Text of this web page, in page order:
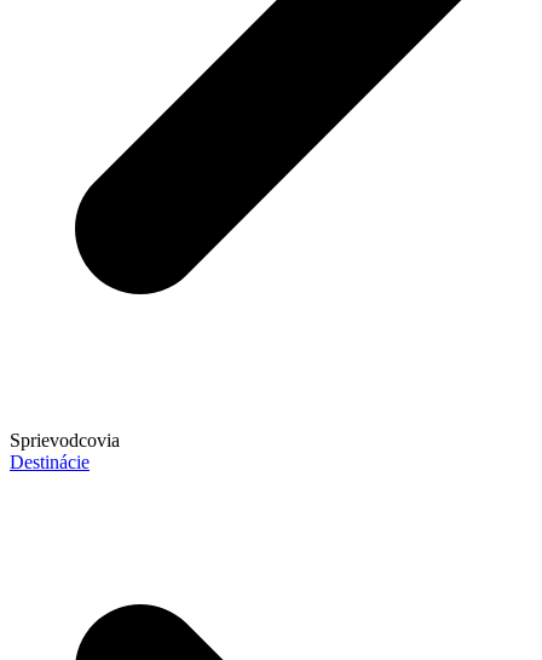
Sprievodcovia
Destinácie